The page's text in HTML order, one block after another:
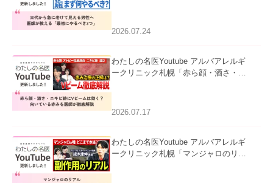
た。
2026.07.24
わたしの名医Youtube アルバアレルギ
ークリニック札幌「赤ら顔・酒さ・ニ
ました。
2026.07.17
わたしの名医Youtube アルバアレルギ
ークリニック札幌「マンジャロのリア